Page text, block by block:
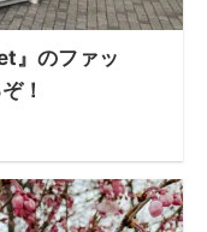
』のファッ
！